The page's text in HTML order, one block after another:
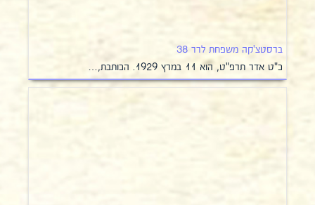
ברסטצ'קה משפחת לרר 38
כ"ט אדר תרפ"ט, הוא 11 במרץ 1929. הכותבת,…